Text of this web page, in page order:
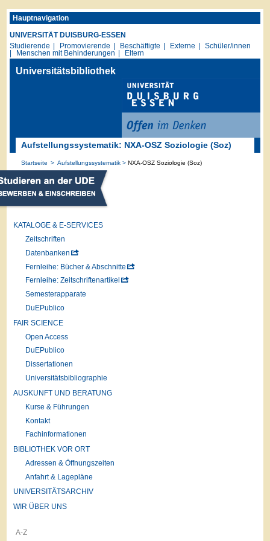
Hauptnavigation
UNIVERSITÄT DUISBURG-ESSEN
Studierende
Promovierende Beschäftigte Externe
Schüler/innen
Menschen mit Behinderungen
Eltern
Universitätsbibliothek
Aufstellungssystematik: NXA-OSZ Soziologie (Soz)
Startseite Aufstellungssystematik NXA-OSZ Soziologie (Soz)
KATALOGE & E-SERVICES
Zeitschriften
Datenbanken
Fernleihe: Bücher & Abschnitte
Fernleihe: Zeitschriftenartikel
Semesterapparate
DuEPublico
FAIR SCIENCE
Open Access
DuEPublico
Dissertationen
Universitätsbibliographie
AUSKUNFT UND BERATUNG
Kurse & Führungen
Kontakt
Fachinformationen
BIBLIOTHEK VOR ORT
Adressen & Öffnungszeiten
Anfahrt & Lagepläne
UNIVERSITÄTSARCHIV
WIR ÜBER UNS
A-Z